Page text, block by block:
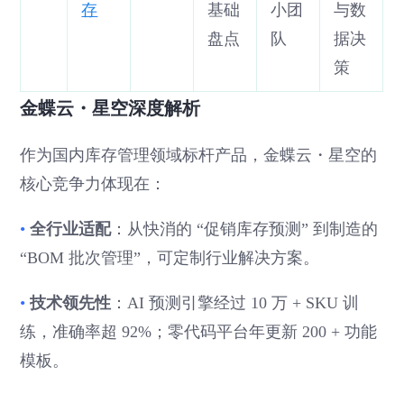
存
基础
盘点
小团
队
与数
据决
策
金蝶云・星空深度解析
作为国内库存管理领域标杆产品，金蝶云・星空的
核心竞争力体现在：
•全行业适配：从快消的 “促销库存预测” 到制造的
“BOM 批次管理”，可定制行业解决方案。
•技术领先性 ：AI 预测引擎经过 10 万 + SKU 训
练，准确率超 92%；零代码平台年更新 200 + 功能
模板。